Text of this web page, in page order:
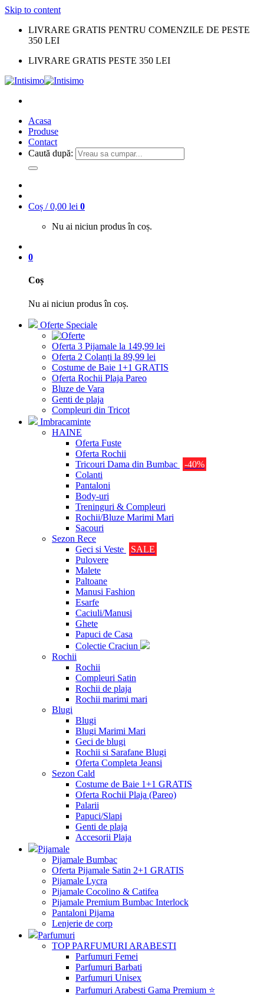
Skip to content
LIVRARE GRATIS PENTRU COMENZILE DE PESTE
350 LEI
LIVRARE GRATIS PESTE 350 LEI
Acasa
Produse
Contact
Caută după:
Coș /0,00 lei 0
Nu ai niciun produs în coș.
0
Coș
Nu ai niciun produs în coș.
Oferte Speciale
Oferta 3 Pijamale la 149,99 lei
Oferta 2 Colanți la 89,99 lei
Costume de Baie 1+1 GRATIS
Oferta Rochii Plaja Pareo
Bluze de Vara
Genti de plaja
Compleuri din Tricot
Imbracaminte
HAINE
Oferta Fuste
Oferta Rochii
Tricouri Dama din Bumbac
-40%
Colanti
Pantaloni
Body-uri
Treninguri & Compleuri
Rochii/Bluze Marimi Mari
Sacouri
Sezon Rece
Geci si Veste
SALE
Pulovere
Malete
Paltoane
Manusi Fashion
Esarfe
Caciuli/Manusi
Ghete
Papuci de Casa
Colectie Craciun
Rochii
Rochii
Compleuri Satin
Rochii de plaja
Rochii marimi mari
Blugi
Blugi
Blugi Marimi Mari
Geci de blugi
Rochii si Sarafane Blugi
Oferta Completa Jeansi
Sezon Cald
Costume de Baie 1+1 GRATIS
Oferta Rochii Plaja (Pareo)
Palarii
Papuci/Slapi
Genti de plaja
Accesorii Plaja
Pijamale
Pijamale Bumbac
Oferta Pijamale Satin 2+1 GRATIS
Pijamale Lycra
Pijamale Cocolino & Catifea
Pijamale Premium Bumbac Interlock
Pantaloni Pijama
Lenjerie de corp
Parfumuri
TOP PARFUMURI ARABESTI
Parfumuri Femei
Parfumuri Barbati
Parfumuri Unisex
Parfumuri Arabesti Gama Premium ⭐